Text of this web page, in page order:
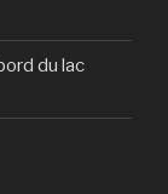
du lac